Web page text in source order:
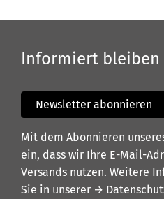
Informiert bleiben
Newsletter abonnieren
Mit dem Abonnieren
ein, dass wir Ihre E-Mail-
Versands nutzen. Weitere
Sie in unserer →